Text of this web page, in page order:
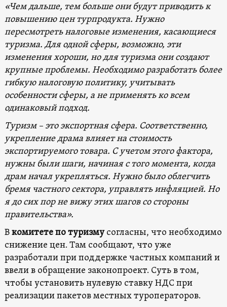
«Чем дальше, тем больше они будут приводить к
повышению цен турпродукта. Нужно
пересмотреть налоговые изменения, касающиеся
туризма. Для одной сферы, возможно, эти
изменения хороши, но для туризма они создают
крупные проблемы. Необходимо разработать более
гибкую налоговую политику, учитывать
особенности сферы, а не применять ко всем
одинаковый подход.
Туризм – это экспортная сфера. Соответственно,
укрепление драма влияет на стоимость
экспортируемого товара. С учетом этого фактора,
нужны были шаги, начиная с того момента, когда
драм начал укрепляться. Нужно было облегчить
бремя частного сектора, управлять инфляцией. Но
я до сих пор не вижу этих шагов со стороны
правительства».
Вкомитете по туризмусогласны, что необходимо
снижение цен. Там сообщают, что уже
разработали при поддержке частных компаний и
ввели в обращение законопроект. Суть в том,
чтобы установить нулевую ставку НДС при
реализации пакетов местных туроператоров.